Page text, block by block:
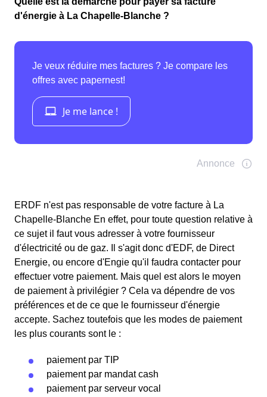
d'énergie à La Chapelle-Blanche ?
ERDF n'est pas responsable de votre facture à La
Chapelle-Blanche En effet, pour toute question relative à
ce sujet il faut vous adresser à votre fournisseur
d'électricité ou de gaz. Il s'agit donc d'EDF, de Direct
Energie, ou encore d'Engie qu'il faudra contacter pour
effectuer votre paiement. Mais quel est alors le moyen
de paiement à privilégier ? Cela va dépendre de vos
préférences et de ce que le fournisseur d'énergie
accepte. Sachez toutefois que les modes de paiement
les plus courants sont le :
paiement par TIP
paiement par mandat cash
paiement par serveur vocal